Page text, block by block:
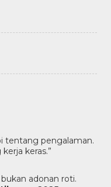
tentang pengalaman.
keras.”
adonan roti.